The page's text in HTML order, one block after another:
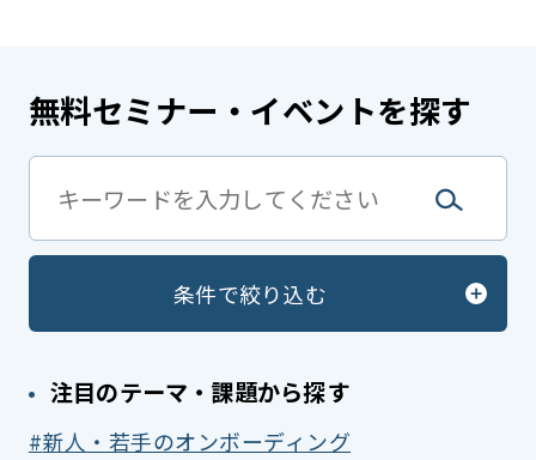
無料セミナー・イベントを探す
条件で絞り込む
注目のテーマ・課題から探す
新人・若手のオンボーディング